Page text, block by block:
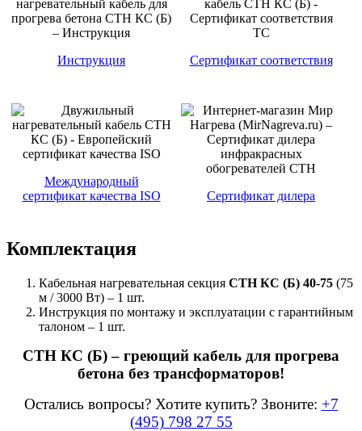
Инструкция Сертификат соответствия
Международный
сертификат качества ISO
Сертификат дилера
Комплектация
Кабельная нагревательная секция СТН КС (Б) 40-75 (75
м / 3000 Вт) – 1 шт.
Инструкция по монтажу и эксплуатации с гарантийным
талоном – 1 шт.
СТН КС (Б) – греющий кабель для прогрева
бетона без трансформаторов!
Остались вопросы? Хотите купить? Звоните: +7
(495) 798 27 55